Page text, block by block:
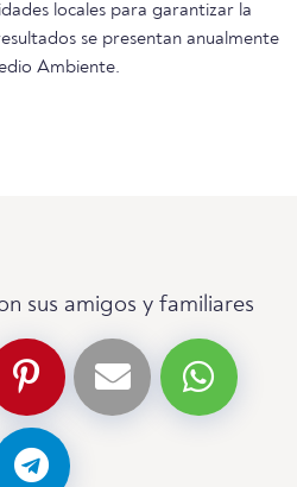
locales para garantizar la
se presentan anualmente
Ambiente.
sus amigos y familiares